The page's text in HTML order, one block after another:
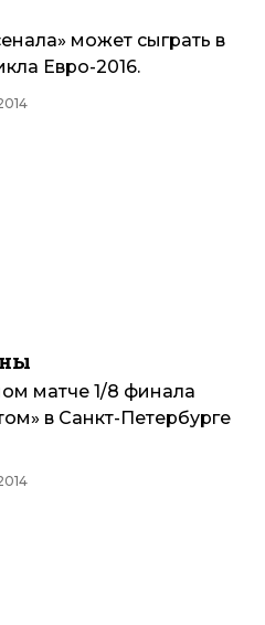
может сыграть в
Евро-2016.
матче 1/8 финала
в Санкт-Петербурге